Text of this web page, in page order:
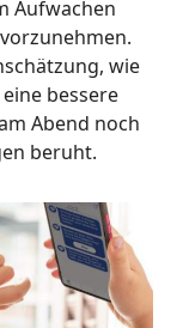
Aufwachen
wie
bessere
Abend noch
beruht.